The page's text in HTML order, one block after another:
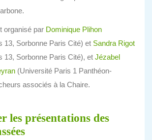
organisé par Dominique Plihon
13, Sorbonne Paris Cité) et Sandra Rigot
13, Sorbonne Paris Cité), et Jézabel
(Université Paris 1 Panthéon-
associés à la Chaire.
les présentations des